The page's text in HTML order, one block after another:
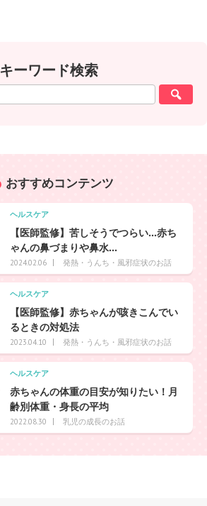
キーワード検索
おすすめコンテンツ
ヘルスケア
【医師監修】苦しそうでつらい…赤ち
ゃんの鼻づまりや鼻水...
2024.02.06 発熱・うんち・風邪症状のお話
ヘルスケア
【医師監修】赤ちゃんが咳きこんでい
るときの対処法
2023.04.10 発熱・うんち・風邪症状のお話
ヘルスケア
赤ちゃんの体重の目安が知りたい！月
齢別体重・身長の平均
2022.08.30 乳児の成長のお話